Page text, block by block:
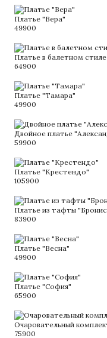
Платье "Вера"
49900
Платье в балетном
64900
Платье "Тамара"
49900
Двойное платье
59900
Платье "Крестендо"
105900
Платье из тафты
83900
Платье "Весна"
49900
Платье "София"
65900
Очаровательный
75900